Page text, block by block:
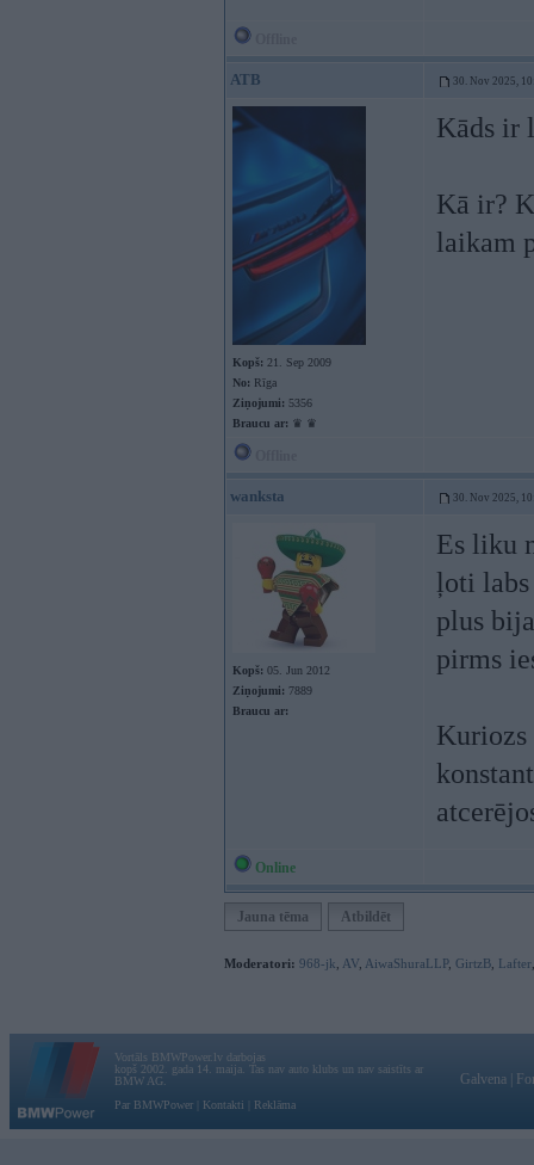
ATB 30. Nov 2025,
Kopš: 21. Sep 2009
No: Rīga
Ziņojumi: 5356
Braucu ar: ♛ ♛
Kāds ir
Kā ir?
laikam
wanksta 30. Nov 2025,
Kopš: 05. Jun 2012
Ziņojumi: 7889
Braucu ar:
Es liku
ļoti labs
plus
pirms
Kuriozs
Online
Jauna tēma Atbildēt
Moderatori: 968-jk AV AiwaShuraLLP, GirtzB Lafter
Vortāls BMWPower.lv darbojas
kopš 2002. gada 14. maija. Tas nav auto klubs un nav saistīts ar
BMW AG.
Par BMWPower
Kontakti Reklāma
Galvena